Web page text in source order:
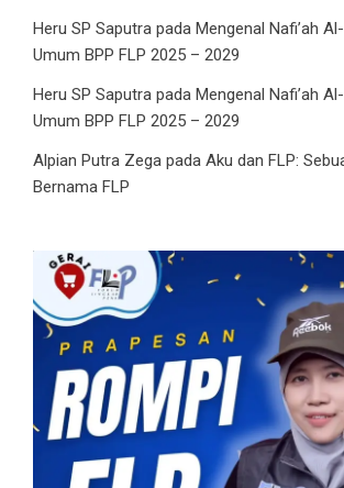
Heru SP Saputra pada Mengenal Nafi’ah
Umum BPP FLP 2025 – 2029
Heru SP Saputra pada Mengenal Nafi’ah
Umum BPP FLP 2025 – 2029
Alpian Putra Zega pada Aku dan FLP:
Bernama FLP